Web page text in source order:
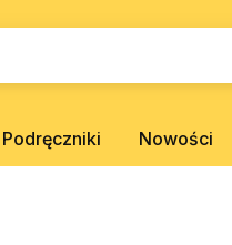
Podręczniki Nowości